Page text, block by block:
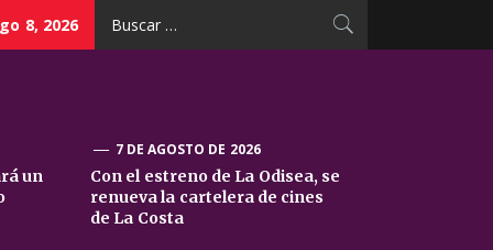
8, 2026
un
7 DE AGOSTO DE 2026
Con el estreno de La Odisea, se
renueva la cartelera de cines
de La Costa